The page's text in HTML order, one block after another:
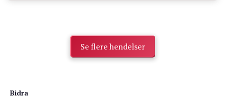
Se flere hendelser
Bidra